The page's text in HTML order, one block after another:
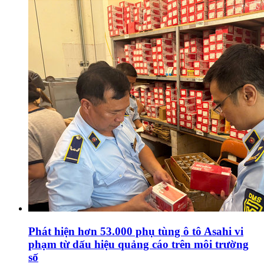
Phát hiện hơn 53.000 phụ tùng ô tô Asahi vi
phạm từ dấu hiệu quảng cáo trên môi trường
số